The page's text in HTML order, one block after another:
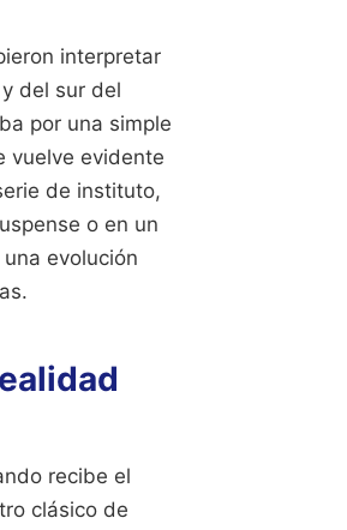
interpretar
del sur del
por una simple
vuelve evidente
de instituto,
o en un
evolución
recibe el
clásico de